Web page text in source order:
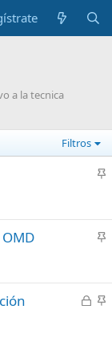
a la tecnica
Filtros
A
l
aA
l
a
C
A